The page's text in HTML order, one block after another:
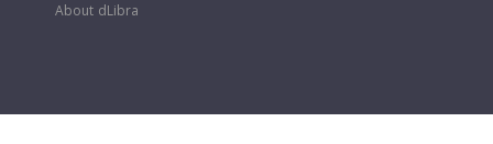
About dLibra